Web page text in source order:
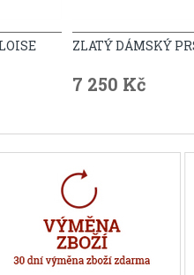
ZLATÝ DÁMSKÝ
7 250 Kč